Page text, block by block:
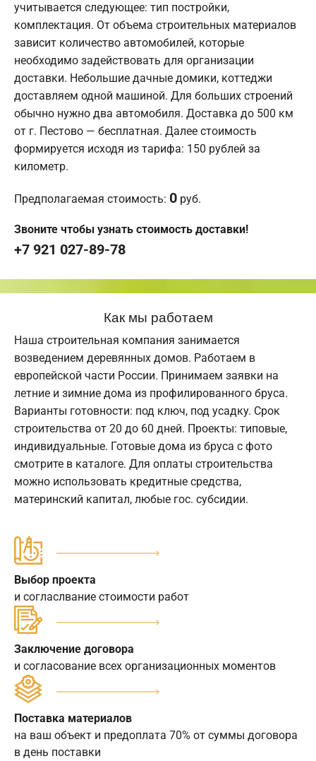
учитывается следующее: тип постройки,
комплектация. От объема строительных материалов
зависит количество автомобилей, которые
необходимо задействовать для организации
доставки. Небольшие дачные домики, коттеджи
доставляем одной машиной. Для больших строений
обычно нужно два автомобиля. Доставка до 500 км
от г. Пестово — бесплатная. Далее стоимость
формируется исходя из тарифа: 150 рублей за
километр.
Предполагаемая стоимость: 0 руб.
Звоните чтобы узнать стоимость доставки!
+7 921 027-89-78
Как мы работаем
Наша строительная компания занимается
возведением деревянных домов. Работаем в
европейской части России. Принимаем заявки на
летние и зимние дома из профилированного бруса.
Варианты готовности: под ключ, под усадку. Срок
строительства от 20 до 60 дней. Проекты: типовые,
индивидуальные. Готовые дома из бруса с фото
смотрите в каталоге. Для оплаты строительства
можно использовать кредитные средства,
материнский капитал, любые гос. субсидии.
Выбор проекта
и согласлвание стоимости работ
Заключение договора
и согласование всех организационных моментов
Поставка материалов
на ваш объект и предоплата 70% от суммы договора
в день поставки